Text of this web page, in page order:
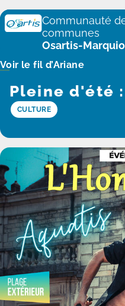
Panneau de gestion des
Communauté
communes
Osartis-
Voir le fil d’Ariane
Pleine d'été :
CULTURE